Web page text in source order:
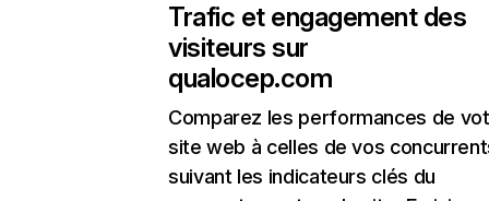
Trafic et engagement des
visiteurs sur
qualocep.com
Comparez les performances de
site web à celles de vos
suivant les indicateurs clés du